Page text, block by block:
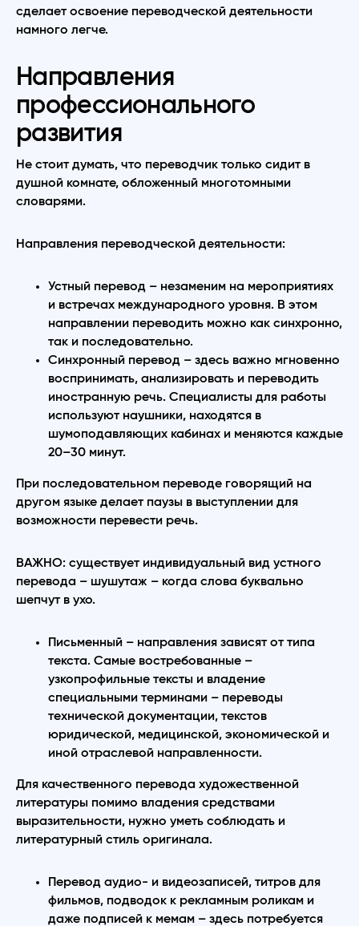
сделает освоение переводческой деятельности
намного легче.
Направления
профессионального
развития
Не стоит думать, что переводчик только сидит в
душной комнате, обложенный многотомными
словарями.
Направления переводческой деятельности:
Устный перевод – незаменим на мероприятиях
и встречах международного уровня. В этом
направлении переводить можно как синхронно,
так и последовательно.
Синхронный перевод – здесь важно мгновенно
воспринимать, анализировать и переводить
иностранную речь. Специалисты для работы
используют наушники, находятся в
шумоподавляющих кабинах и меняются каждые
20–30 минут.
При последовательном переводе говорящий на
другом языке делает паузы в выступлении для
возможности перевести речь.
ВАЖНО: существует индивидуальный вид устного
перевода – шушутаж – когда слова буквально
шепчут в ухо.
Письменный – направления зависят от типа
текста. Самые востребованные –
узкопрофильные тексты и владение
специальными терминами – переводы
технической документации, текстов
юридической, медицинской, экономической и
иной отраслевой направленности.
Для качественного перевода художественной
литературы помимо владения средствами
выразительности, нужно уметь соблюдать и
литературный стиль оригинала.
Перевод аудио- и видеозаписей, титров для
фильмов, подводок к рекламным роликам и
даже подписей к мемам – здесь потребуется